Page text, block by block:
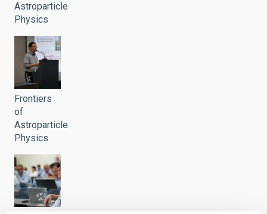
Astroparticle
Physics
Frontiers
of
Astroparticle
Physics